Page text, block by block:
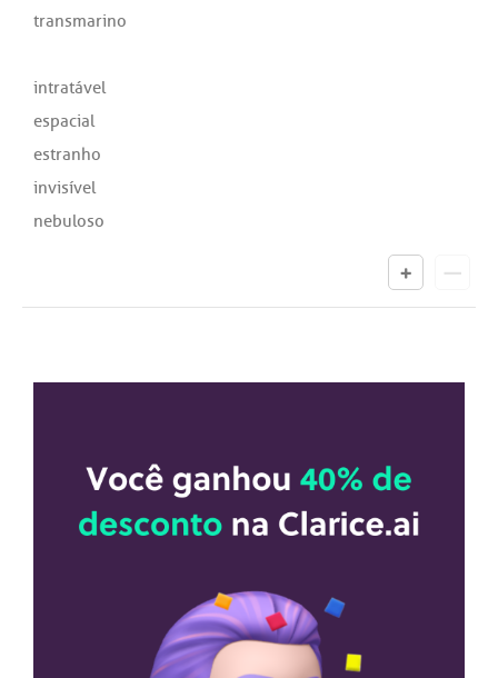
transmarino
intratável
espacial
estranho
invisível
nebuloso